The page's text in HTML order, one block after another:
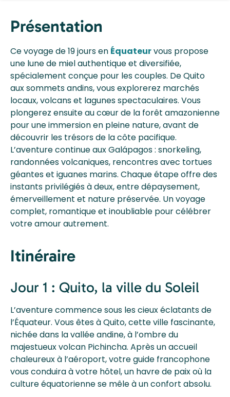
Présentation
Ce voyage de 19 jours en Équateurvous propose
une lune de miel authentique et diversifiée,
spécialement conçue pour les couples. De Quito
aux sommets andins, vous explorerez marchés
locaux, volcans et lagunes spectaculaires. Vous
plongerez ensuite au cœur de la forêt amazonienne
pour une immersion en pleine nature, avant de
découvrir les trésors de la côte pacifique.
L’aventure continue aux Galápagos : snorkeling,
randonnées volcaniques, rencontres avec tortues
géantes et iguanes marins. Chaque étape offre des
instants privilégiés à deux, entre dépaysement,
émerveillement et nature préservée. Un voyage
complet, romantique et inoubliable pour célébrer
votre amour autrement.
Itinéraire
Jour 1 : Quito, la ville du Soleil
L’aventure commence sous les cieux éclatants de
l’Équateur. Vous êtes à Quito, cette ville fascinante,
nichée dans la vallée andine, à l’ombre du
majestueux volcan Pichincha. Après un accueil
chaleureux à l’aéroport, votre guide francophone
vous conduira à votre hôtel, un havre de paix où la
culture équatorienne se mêle à un confort absolu.